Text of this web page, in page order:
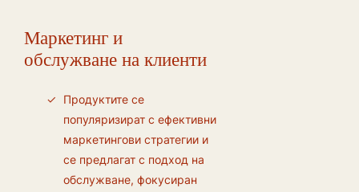
Маркетинг и
обслужване на клиенти
Продуктите се
популяризират с ефективни
маркетингови стратегии и
се предлагат с подход на
обслужване, фокусиран